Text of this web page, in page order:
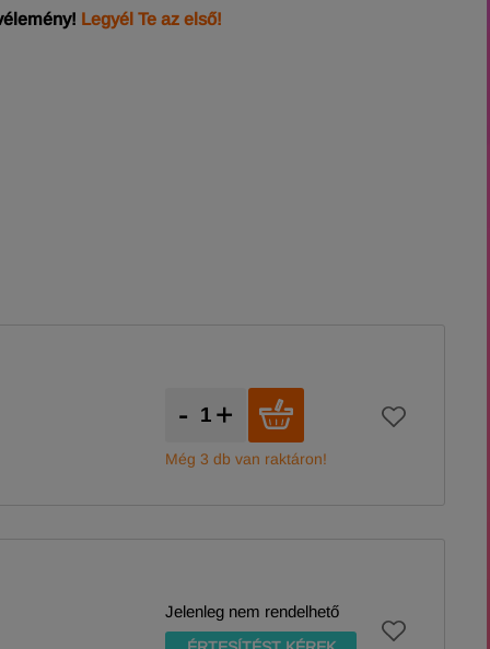
Legyél Te az első!
+
-
Még 3 db van raktáron!
Jelenleg nem rendelhető